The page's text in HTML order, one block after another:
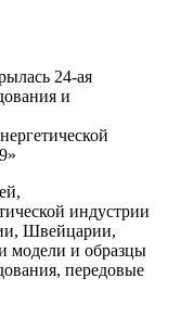
24-ая
и
индустрии
Швейцарии,
модели и образцы
передовые